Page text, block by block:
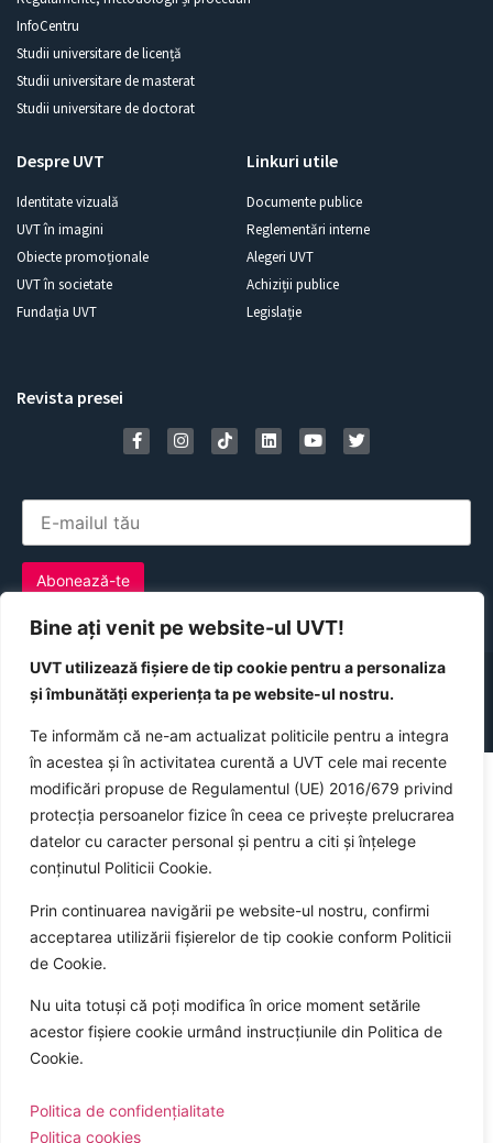
Bine ați venit pe website-ul UVT!
UVT utilizează fișiere de tip cookie pentru a personaliza
și îmbunătăți experiența ta pe website-ul nostru.
Te informăm că ne-am actualizat politicile pentru a integra
în acestea și în activitatea curentă a UVT cele mai recente
modificări propuse de Regulamentul (UE) 2016/679 privind
protecția persoanelor fizice în ceea ce privește prelucrarea
datelor cu caracter personal și pentru a citi și înțelege
conținutul Politicii Cookie.
Prin continuarea navigării pe website-ul nostru, confirmi
acceptarea utilizării fișierelor de tip cookie conform Politicii
de Cookie.
Nu uita totuși că poți modifica în orice moment setările
acestor fișiere cookie urmând instrucțiunile din Politica de
Cookie.
Politica de confidențialitate
Politica cookies
InfoCentru
Studii universitare de licență
Studii universitare de masterat
Studii universitare de doctorat
Despre UVT
Identitate vizuală
UVT în imagini
Obiecte promoționale
UVT în societate
Fundația UVT
Linkuri utile
Documente publice
Reglementări interne
Alegeri UVT
Achiziții publice
Legislație
Revista presei
©2026Universitatea de Vest din Timișoara
SitemapPolitica cookies a UVTPolitica de confidențialitate GDPR